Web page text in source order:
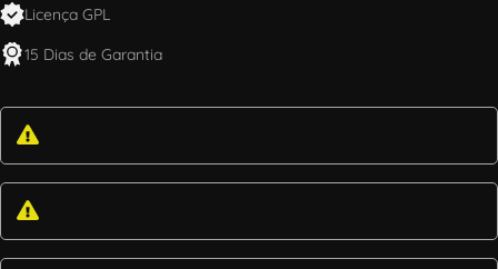
Licença GPL
15 Dias de Garantia